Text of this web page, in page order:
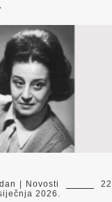
| Novosti
22.
2026.